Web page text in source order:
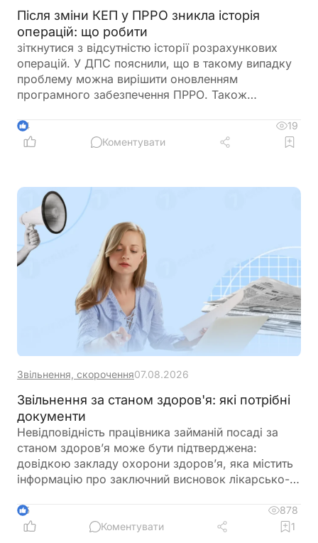
Після зміни КЕП у ПРРО зникла історія
операцій: що робити
зіткнутися з відсутністю історії розрахункових
операцій. У ДПС пояснили, що в такому випадку
проблему можна вирішити оновленням
програмного забезпечення ПРРО. Також
повідомлення за формою J/F1391802 із даними
нового сертифіката відкритого ключа
4
19
Коментувати
Звільнення, скорочення07.08.2026
Звільнення за станом здоров'я: які потрібні
документи
Невідповідність працівника займаній посаді за
станом здоров’я може бути підтверджена:
довідкою закладу охорони здоров’я, яка містить
інформацію про заключний висновок лікарсько-
5
878
Коментувати
1